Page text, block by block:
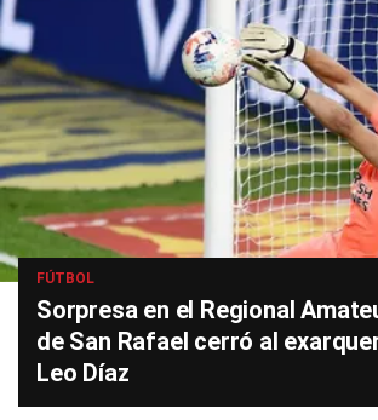
FÚTBOL
Sorpresa en el Regional
de San Rafael cerró al
Leo Díaz